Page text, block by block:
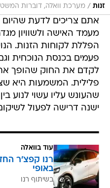
זנות / מערכת וואלה, דוברות
אתם צריכים לדעת שהיום
מעמד האישה ולשוויון
הפללת לקוחות הזנות.
פעמים בכנסת הנוכחית
לקדם את החוק שהופך
פלילית. המשמעות היא
שהעונש עליו עשוי לנוע
ישנה דרישה לפעול
עוד בוואלה
רנו קפצ'ר
באופי
בשיתוף רנו